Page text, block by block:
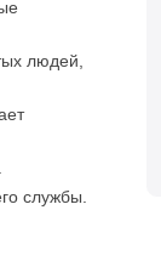
людей,
службы.